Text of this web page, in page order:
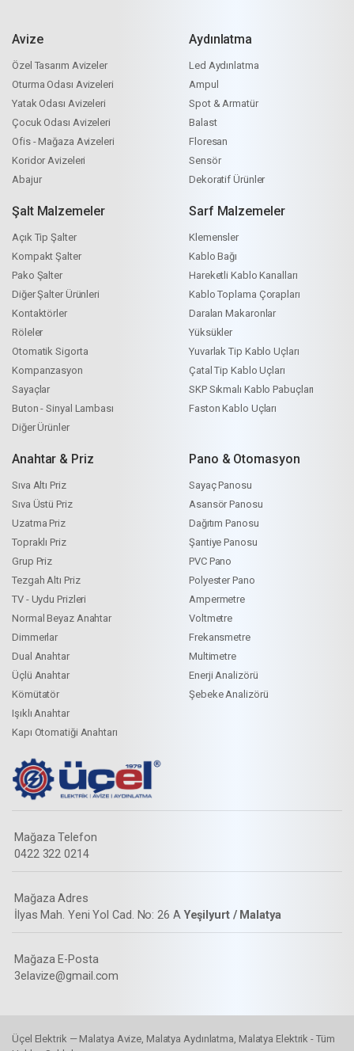
Avize
Özel Tasarım Avizeler
Oturma Odası Avizeleri
Yatak Odası Avizeleri
Çocuk Odası Avizeleri
Ofis - Mağaza Avizeleri
Koridor Avizeleri
Abajur
Aydınlatma
Led Aydınlatma
Ampul
Spot & Armatür
Balast
Floresan
Sensör
Dekoratif Ürünler
Şalt Malzemeler
Açık Tip Şalter
Kompakt Şalter
Pako Şalter
Diğer Şalter Ürünleri
Kontaktörler
Röleler
Otomatik Sigorta
Kompanzasyon
Sayaçlar
Buton - Sinyal Lambası
Diğer Ürünler
Sarf Malzemeler
Klemensler
Kablo Bağı
Hareketli Kablo Kanalları
Kablo Toplama Çorapları
Daralan Makaronlar
Yüksükler
Yuvarlak Tip Kablo Uçları
Çatal Tip Kablo Uçları
SKP Sıkmalı Kablo Pabuçları
Faston Kablo Uçları
Anahtar & Priz
Sıva Altı Priz
Sıva Üstü Priz
Uzatma Priz
Topraklı Priz
Grup Priz
Tezgah Altı Priz
TV - Uydu Prizleri
Normal Beyaz Anahtar
Dimmerlar
Dual Anahtar
Üçlü Anahtar
Kömütatör
Işıklı Anahtar
Kapı Otomatiği Anahtarı
Pano & Otomasyon
Sayaç Panosu
Asansör Panosu
Dağıtım Panosu
Şantiye Panosu
PVC Pano
Polyester Pano
Ampermetre
Voltmetre
Frekansmetre
Multimetre
Enerji Analizörü
Şebeke Analizörü
Mağaza Telefon
0422 322 0214
Mağaza Adres
İlyas Mah. Yeni Yol Cad. No: 26 AYeşilyurt / Malatya
Mağaza E-Posta
3elavize@gmail.com
Üçel Elektrik — Malatya Avize, Malatya Aydınlatma, Malatya Elektrik - Tüm